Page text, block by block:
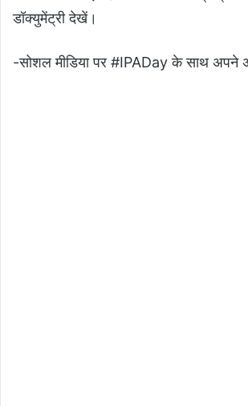
डॉक्युमेंट्री देखें।
-सोशल मीडिया पर #IPADay के साथ अपने